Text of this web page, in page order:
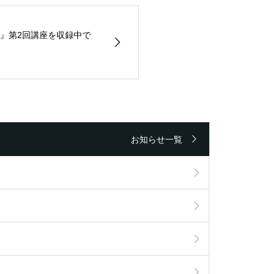
第2回講座を収録中で
お知らせ一覧